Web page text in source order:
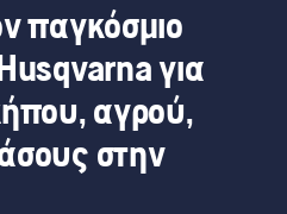
παγκόσμιο
για
αγρού,
στην